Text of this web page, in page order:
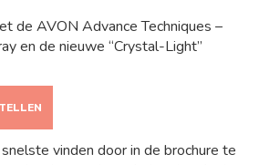
de AVON Advance Techniques –
en de nieuwe “Crystal-Light”
vinden door in de brochure te